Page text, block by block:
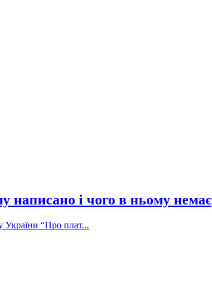
написано і чого в ньому немає
України “Про плат...